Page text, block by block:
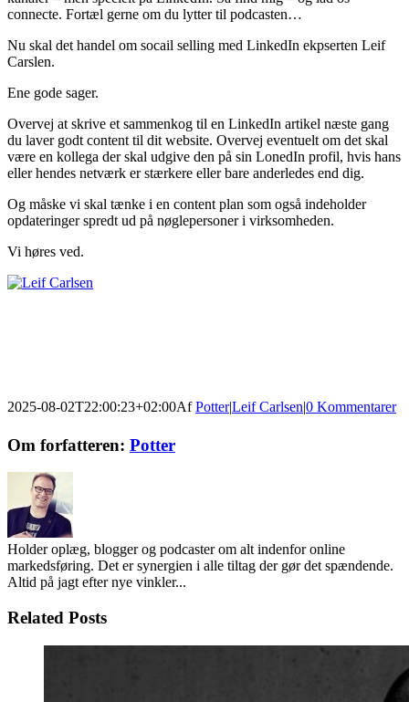
connecte. Fortæl gerne om du lytter til podcasten…
Nu skal det handel om socail selling med LinkedIn ekpserten Leif
Carslen.
Ene gode sager.
Overvej at skrive et sammenkog til en LinkedIn artikel næste gang
du laver godt content til dit website. Overvej eventuelt om det skal
være en kollega der skal udgive den på sin LonedIn profil, hvis hans
eller hendes netværk er stærkere eller bare anderledes end dig.
Og måske vi skal tænke i en content plan som også indeholder
opdateringer spredt ud på nøglepersoner i virksomheden.
Vi høres ved.
2025-08-02T22:00:23+02:00AfPotter|Leif Carlsen|0 Kommentarer
Facebook
Twitter
LinkedIn
Email
Om forfatteren: Potter
Holder oplæg, blogger og podcaster om alt indenfor online
markedsføring. Det er synergien i alle tiltag der gør det spændende.
Altid på jagt efter nye vinkler...
Related Posts